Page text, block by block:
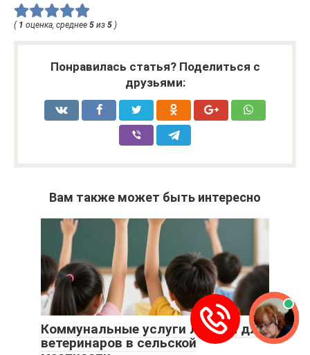
( 1 оценка, среднее 5 из 5 )
Понравилась статья? Поделиться с
друзьями:
Вам также может быть интересно
Коммунальные услуги льготы для
ветеринаров в сельской